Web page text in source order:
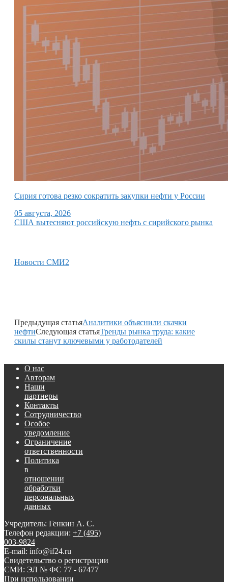
Сирия готова резко сократить закупки нефти у России
05 августа, 2026
США вытесняют российскую нефть с сирийского рынка
Новости СМИ2
Предыдущая статьяАналитики объяснили скачки
нефтиСледующая статьяТренды рынка труда: какие
скилы станут ключевыми у работодателей
О нас
Авторам
Наши
партнеры
Контакты
Сотрудничество
Особое
уведомление
Ограничение
ответственности
Политика
в
отношении
обработки
персональных
данных
Учредитель: Генкин А. С.
Телефон редакции: +7 (495)
003-9824
E-mail: info@if24.ru
Свидетельство о регистрации
СМИ: ЭЛ № ФС 77 - 67477
При использовании